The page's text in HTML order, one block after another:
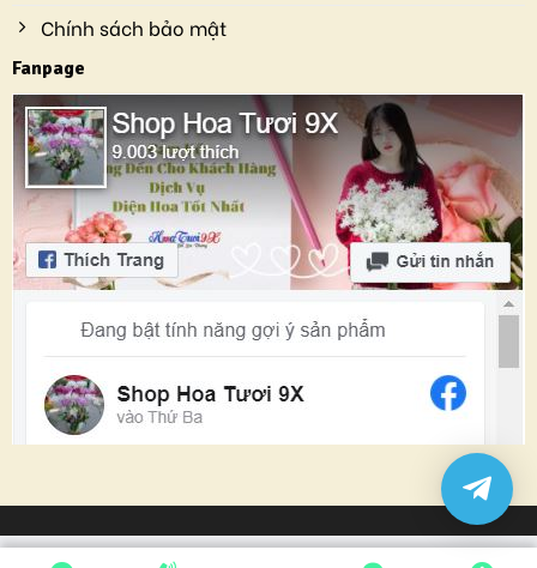
Chính sách bảo mật
Fanpage